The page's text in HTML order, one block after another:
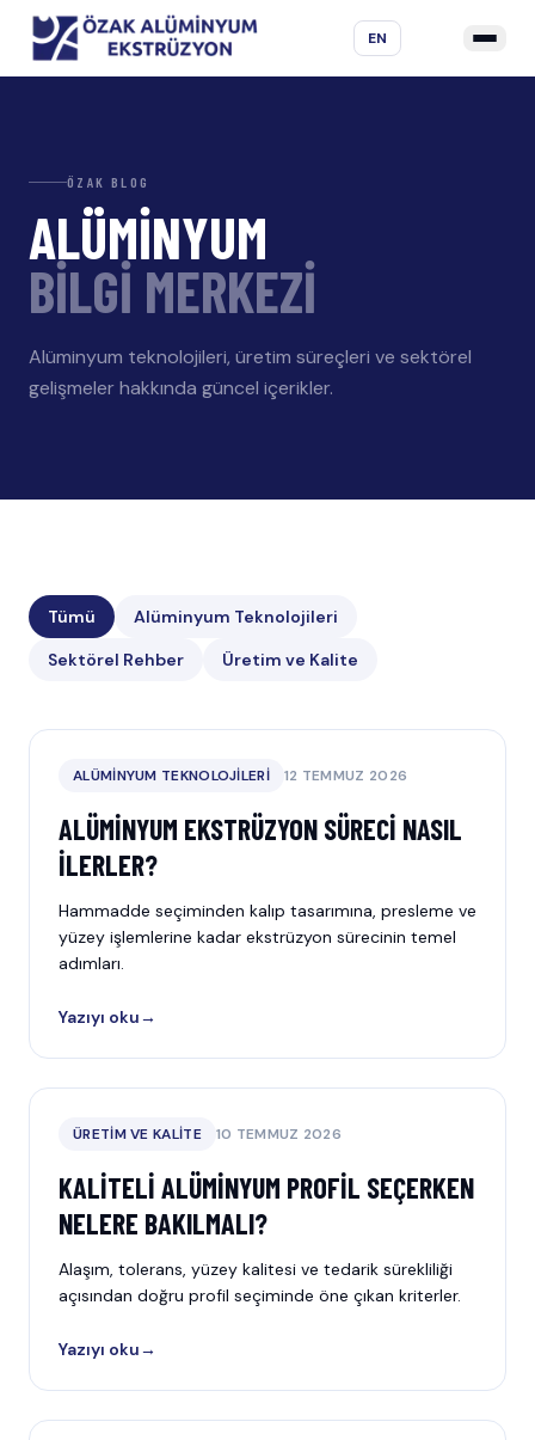
EN
ÖZAK BLOG
ALÜMİNYUM
BİLGİ MERKEZİ
Alüminyum teknolojileri, üretim süreçleri ve sektörel
gelişmeler hakkında güncel içerikler.
Tümü
Alüminyum Teknolojileri
Sektörel Rehber
Üretim ve Kalite
ALÜMINYUM TEKNOLOJILERI 12 TEMMUZ 2026
ALÜMINYUM EKSTRÜZYON SÜRECI NASIL
İLERLER?
Hammadde seçiminden kalıp tasarımına, presleme ve
yüzey işlemlerine kadar ekstrüzyon sürecinin temel
adımları.
Yazıyı oku→
ÜRETIM VE KALITE 10 TEMMUZ 2026
KALITELI ALÜMINYUM PROFIL SEÇERKEN
NELERE BAKILMALI?
Alaşım, tolerans, yüzey kalitesi ve tedarik sürekliliği
açısından doğru profil seçiminde öne çıkan kriterler.
Yazıyı oku→